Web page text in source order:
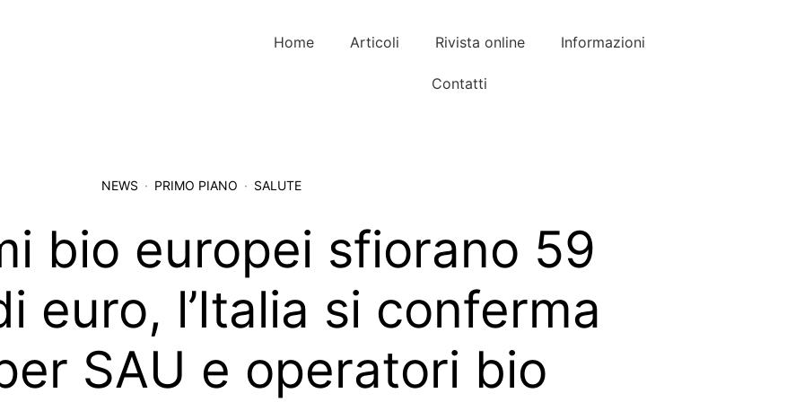
Home Articoli Rivista online Informazioni
Contatti
NEWS PRIMO PIANO SALUTE
bio europei sfiorano 59
euro, l’Italia si conferma
SAU e operatori bio